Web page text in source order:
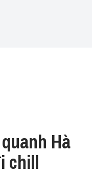
Hà
chill